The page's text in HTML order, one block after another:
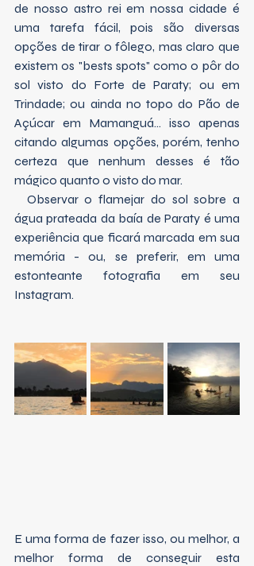
de nosso astro rei em nossa cidade é
uma tarefa fácil, pois são diversas
opções de tirar o fôlego, mas claro que
existem os "bests spots" como o pôr do
sol visto do Forte de Paraty; ou em
Trindade; ou ainda no topo do Pão de
Açúcar em Mamanguá... isso apenas
citando algumas opções, porém, tenho
certeza que nenhum desses é tão
mágico quanto o visto do mar.
água prateada da baía de Paraty é uma
experiência que ficará marcada em sua
memória - ou, se preferir, em uma
estonteante fotografia em seu
Instagram.
E uma forma de fazer isso, ou melhor, a
melhor forma de conseguir esta